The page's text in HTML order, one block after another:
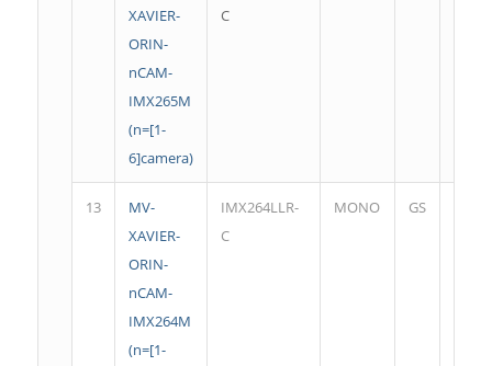
XAVIER-
ORIN-
nCAM-
IMX265M
(n=[1-
6]camera)
C
13
MV-
XAVIER-
ORIN-
nCAM-
IMX264M
(n=[1-
IMX264LLR-
C
MONO GS